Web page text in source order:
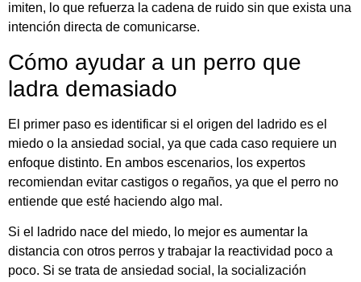
imiten, lo que refuerza la cadena de ruido sin que exista una
intención directa de comunicarse.
Cómo ayudar a un perro que
ladra demasiado
El primer paso es identificar si el origen del ladrido es el
miedo o la ansiedad social, ya que cada caso requiere un
enfoque distinto. En ambos escenarios, los expertos
recomiendan evitar castigos o regaños, ya que el perro no
entiende que esté haciendo algo mal.
Si el ladrido nace del miedo, lo mejor es aumentar la
distancia con otros perros y trabajar la reactividad poco a
poco. Si se trata de ansiedad social, la socialización